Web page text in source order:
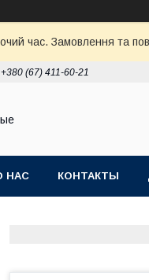
час. Замовлення та
+380 (67) 411-60-21
НАС КОНТАКТЫ